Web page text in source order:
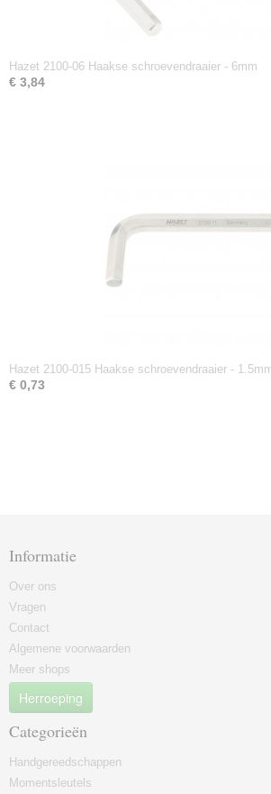
Hazet 2100-06 Haakse schroevendraaier - 6mm
€ 3,84
Hazet 2100-015 Haakse schroevendraaier -
€ 0,73
Informatie
Over ons
Vragen
Contact
Algemene voorwaarden
Meer shops
Herroeping
Categorieën
Handgereedschappen
Momentsleutels